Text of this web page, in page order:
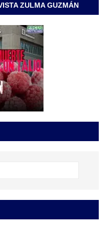
ZULMA GUZMÁN